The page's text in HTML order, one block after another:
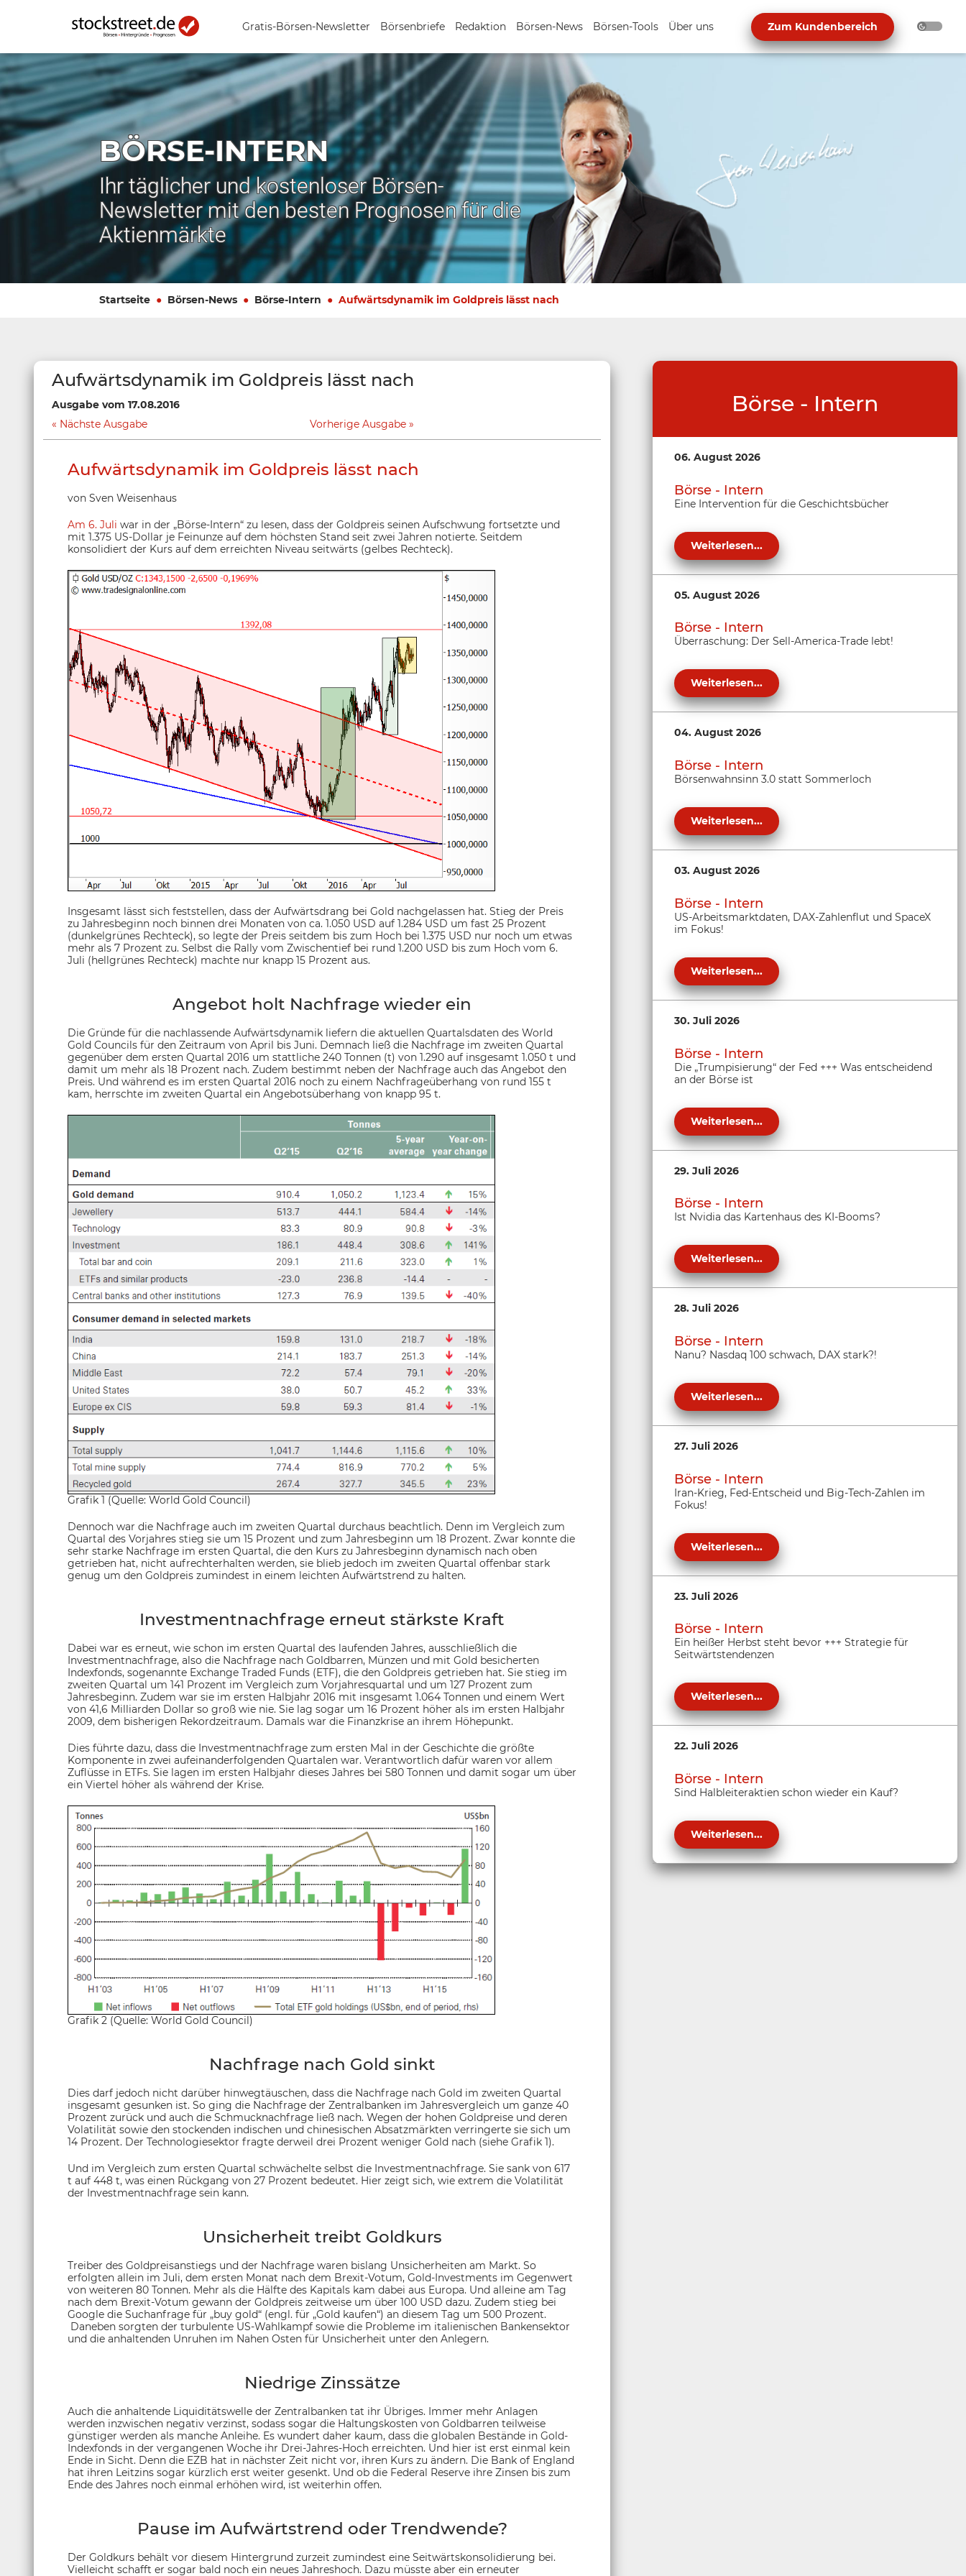
Gratis-Börsen-Newsletter Börsenbriefe Redaktion Börsen-News Börsen-Tools Über uns Zum Kundenbereich
BÖRSE-INTERN
Ihr täglicher und kostenloser Börsen-
Newsletter mit den besten Prognosen für die
Aktienmärkte
Startseite Börsen-News Börse-Intern Aufwärtsdynamik im Goldpreis lässt nach
Aufwärtsdynamik im Goldpreis lässt nach
Ausgabe vom 17.08.2016
Nächste Ausgabe
Vorherige Ausgabe
Aufwärtsdynamik im Goldpreis lässt nach
von Sven Weisenhaus
Am 6. Juli war in der „Börse-Intern“ zu lesen, dass der Goldpreis seinen Aufschwung fortsetzte und
mit 1.375 US-Dollar je Feinunze auf dem höchsten Stand seit zwei Jahren notierte. Seitdem
konsolidiert der Kurs auf dem erreichten Niveau seitwärts (gelbes Rechteck).
Insgesamt lässt sich feststellen, dass der Aufwärtsdrang bei Gold nachgelassen hat. Stieg der Preis
zu Jahresbeginn noch binnen drei Monaten von ca. 1.050 USD auf 1.284 USD um fast 25 Prozent
(dunkelgrünes Rechteck), so legte der Preis seitdem bis zum Hoch bei 1.375 USD nur noch um etwas
mehr als 7 Prozent zu. Selbst die Rally vom Zwischentief bei rund 1.200 USD bis zum Hoch vom 6.
Juli (hellgrünes Rechteck) machte nur knapp 15 Prozent aus.
Angebot holt Nachfrage wieder ein
Die Gründe für die nachlassende Aufwärtsdynamik liefern die aktuellen Quartalsdaten des World
Gold Councils für den Zeitraum von April bis Juni. Demnach ließ die Nachfrage im zweiten Quartal
gegenüber dem ersten Quartal 2016 um stattliche 240 Tonnen (t) von 1.290 auf insgesamt 1.050 t und
damit um mehr als 18 Prozent nach. Zudem bestimmt neben der Nachfrage auch das Angebot den
Preis. Und während es im ersten Quartal 2016 noch zu einem Nachfrageüberhang von rund 155 t
kam, herrschte im zweiten Quartal ein Angebotsüberhang von knapp 95 t.
Grafik 1 (Quelle: World Gold Council)
Dennoch war die Nachfrage auch im zweiten Quartal durchaus beachtlich. Denn im Vergleich zum
Quartal des Vorjahres stieg sie um 15 Prozent und zum Jahresbeginn um 18 Prozent. Zwar konnte die
sehr starke Nachfrage im ersten Quartal, die den Kurs zu Jahresbeginn dynamisch nach oben
getrieben hat, nicht aufrechterhalten werden, sie blieb jedoch im zweiten Quartal offenbar stark
genug um den Goldpreis zumindest in einem leichten Aufwärtstrend zu halten.
Investmentnachfrage erneut stärkste Kraft
Dabei war es erneut, wie schon im ersten Quartal des laufenden Jahres, ausschließlich die
Investmentnachfrage, also die Nachfrage nach Goldbarren, Münzen und mit Gold besicherten
Indexfonds, sogenannte Exchange Traded Funds (ETF), die den Goldpreis getrieben hat. Sie stieg im
zweiten Quartal um 141 Prozent im Vergleich zum Vorjahresquartal und um 127 Prozent zum
Jahresbeginn. Zudem war sie im ersten Halbjahr 2016 mit insgesamt 1.064 Tonnen und einem Wert
von 41,6 Milliarden Dollar so groß wie nie. Sie lag sogar um 16 Prozent höher als im ersten Halbjahr
2009, dem bisherigen Rekordzeitraum. Damals war die Finanzkrise an ihrem Höhepunkt.
Dies führte dazu, dass die Investmentnachfrage zum ersten Mal in der Geschichte die größte
Komponente in zwei aufeinanderfolgenden Quartalen war. Verantwortlich dafür waren vor allem
Zuflüsse in ETFs. Sie lagen im ersten Halbjahr dieses Jahres bei 580 Tonnen und damit sogar um über
ein Viertel höher als während der Krise.
Grafik 2 (Quelle: World Gold Council)
Nachfrage nach Gold sinkt
Dies darf jedoch nicht darüber hinwegtäuschen, dass die Nachfrage nach Gold im zweiten Quartal
insgesamt gesunken ist. So ging die Nachfrage der Zentralbanken im Jahresvergleich um ganze 40
Prozent zurück und auch die Schmucknachfrage ließ nach. Wegen der hohen Goldpreise und deren
Volatilität sowie den stockenden indischen und chinesischen Absatzmärkten verringerte sie sich um
14 Prozent. Der Technologiesektor fragte derweil drei Prozent weniger Gold nach (siehe Grafik 1).
Und im Vergleich zum ersten Quartal schwächelte selbst die Investmentnachfrage. Sie sank von 617
t auf 448 t, was einen Rückgang von 27 Prozent bedeutet. Hier zeigt sich, wie extrem die Volatilität
der Investmentnachfrage sein kann.
Unsicherheit treibt Goldkurs
Treiber des Goldpreisanstiegs und der Nachfrage waren bislang Unsicherheiten am Markt. So
erfolgten allein im Juli, dem ersten Monat nach dem Brexit-Votum, Gold-Investments im Gegenwert
von weiteren 80 Tonnen. Mehr als die Hälfte des Kapitals kam dabei aus Europa. Und alleine am Tag
nach dem Brexit-Votum gewann der Goldpreis zeitweise um über 100 USD dazu. Zudem stieg bei
Google die Suchanfrage für „buy gold“ (engl. für „Gold kaufen“) an diesem Tag um 500 Prozent.
Daneben sorgten der turbulente US-Wahlkampf sowie die Probleme im italienischen Bankensektor
und die anhaltenden Unruhen im Nahen Osten für Unsicherheit unter den Anlegern.
Niedrige Zinssätze
Auch die anhaltende Liquiditätswelle der Zentralbanken tat ihr Übriges. Immer mehr Anlagen
werden inzwischen negativ verzinst, sodass sogar die Haltungskosten von Goldbarren teilweise
günstiger werden als manche Anleihe. Es wundert daher kaum, dass die globalen Bestände in Gold-
Indexfonds in der vergangenen Woche ihr Drei-Jahres-Hoch erreichten. Und hier ist erst einmal kein
Ende in Sicht. Denn die EZB hat in nächster Zeit nicht vor, ihren Kurs zu ändern. Die Bank of England
hat ihren Leitzins sogar kürzlich erst weiter gesenkt. Und ob die Federal Reserve ihre Zinsen bis zum
Ende des Jahres noch einmal erhöhen wird, ist weiterhin offen.
Pause im Aufwärtstrend oder Trendwende?
Der Goldkurs behält vor diesem Hintergrund zurzeit zumindest eine Seitwärtskonsolidierung bei.
Vielleicht schafft er sogar bald noch ein neues Jahreshoch. Dazu müsste aber ein erneuter
Börse - Intern
06. August 2026
Börse - Intern
Eine Intervention für die Geschichtsbücher
Weiterlesen...
05. August 2026
Börse - Intern
Überraschung: Der Sell-America-Trade lebt!
Weiterlesen...
04. August 2026
Börse - Intern
Börsenwahnsinn 3.0 statt Sommerloch
Weiterlesen...
03. August 2026
Börse - Intern
US-Arbeitsmarktdaten, DAX-Zahlenflut und SpaceX
im Fokus!
Weiterlesen...
30. Juli 2026
Börse - Intern
Die „Trumpisierung“ der Fed +++ Was entscheidend
an der Börse ist
Weiterlesen...
29. Juli 2026
Börse - Intern
Ist Nvidia das Kartenhaus des KI-Booms?
Weiterlesen...
28. Juli 2026
Börse - Intern
Nanu? Nasdaq 100 schwach, DAX stark?!
Weiterlesen...
27. Juli 2026
Börse - Intern
Iran-Krieg, Fed-Entscheid und Big-Tech-Zahlen im
Fokus!
Weiterlesen...
23. Juli 2026
Börse - Intern
Ein heißer Herbst steht bevor +++ Strategie für
Seitwärtstendenzen
Weiterlesen...
22. Juli 2026
Börse - Intern
Sind Halbleiteraktien schon wieder ein Kauf?
Weiterlesen...